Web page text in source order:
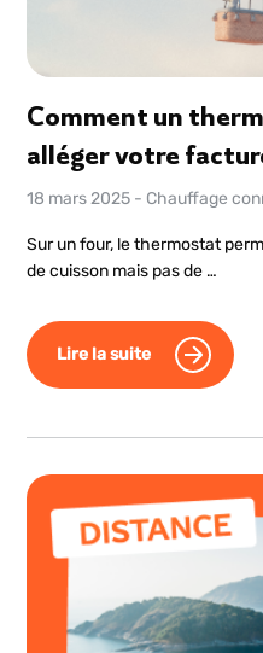
Comment un
alléger votre
18 mars 2025 - Chauffage
Sur un four, le thermostat
de cuisson mais pas de …
Lire la suite